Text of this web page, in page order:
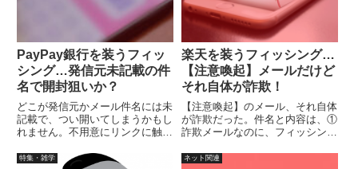
PayPay銀行を装うフィッ
シング…発信元未記載の件
名で開封狙いか？
どこが発信元かメール件名には未
記載で、つい開いてしまうかもし
れません。不用意にリンクに触れ
しないように注意しましょう。
楽天を装うフィッシング…
【注意喚起】メールだけど
それ自体が詐欺！
【注意喚起】のメール、それ自体
が詐欺だった。件名と内容は、①
詐欺メールなのに、フィッシング
り、②パスワード再設定の手続き
特集・雑学 ネット関連